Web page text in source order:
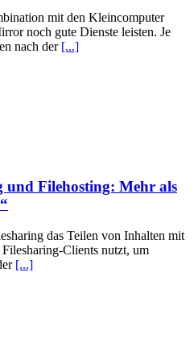
mit den Kleincomputer
noch gute Dienste leisten. Je
nach der [...]
und Filehosting: Mehr als
das Teilen von Inhalten mit
Clients nutzt, um
[...]